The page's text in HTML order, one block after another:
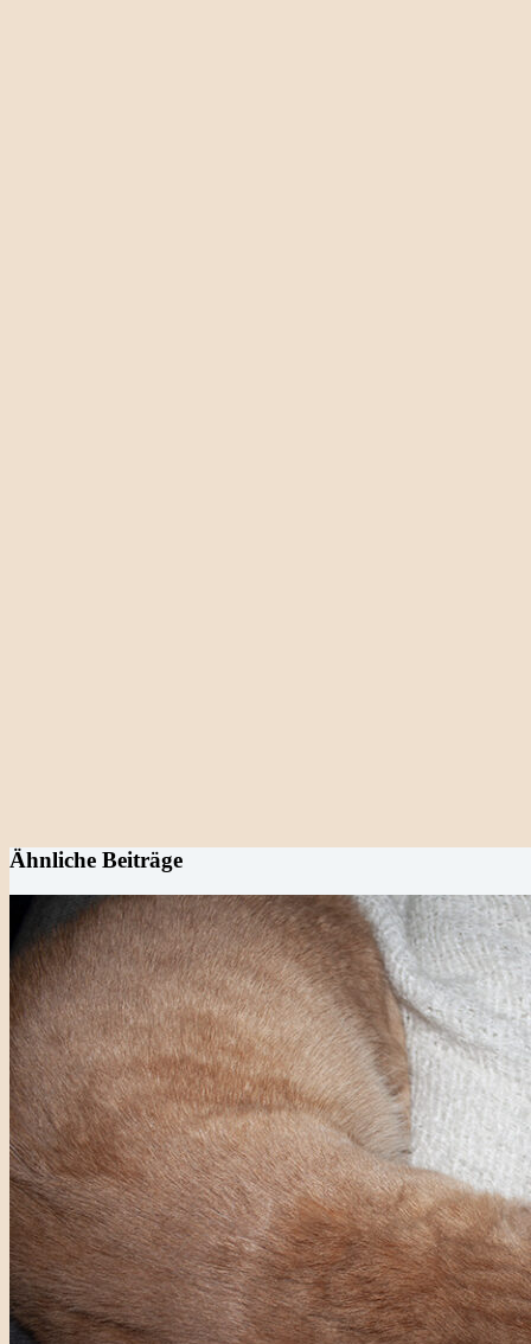
Ähnliche Beiträge